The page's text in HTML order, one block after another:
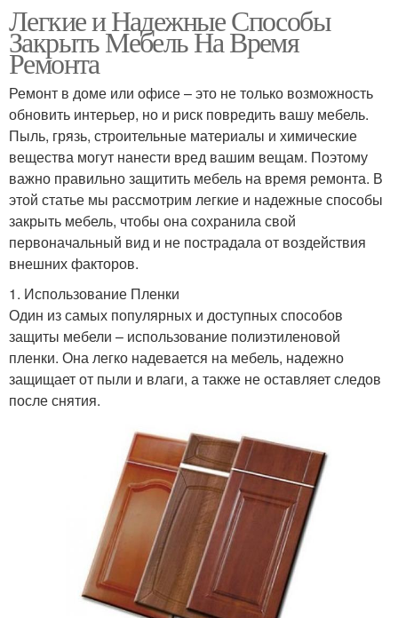
Легкие и Надежные Способы
Закрыть Мебель На Время
Ремонта
Ремонт в доме или офисе – это не только возможность
обновить интерьер, но и риск повредить вашу мебель.
Пыль, грязь, строительные материалы и химические
вещества могут нанести вред вашим вещам. Поэтому
важно правильно защитить мебель на время ремонта. В
этой статье мы рассмотрим легкие и надежные способы
закрыть мебель, чтобы она сохранила свой
первоначальный вид и не пострадала от воздействия
внешних факторов.
1. Использование Пленки
Один из самых популярных и доступных способов
защиты мебели – использование полиэтиленовой
пленки. Она легко надевается на мебель, надежно
защищает от пыли и влаги, а также не оставляет следов
после снятия.